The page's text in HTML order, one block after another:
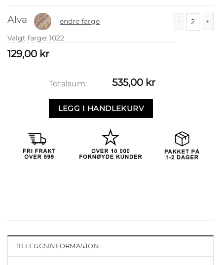
Alva
endre farge
Valgt farge: 1022
129,00 kr
Totalsum: 535,00 kr
LEGG I HANDLEKURV
TILLEGGSINFORMASJON